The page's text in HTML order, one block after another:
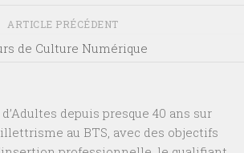
ARTICLE PRÉCÉDENT
de Culture Numérique
depuis presque 40 ans sur
au BTS, avec des objectifs